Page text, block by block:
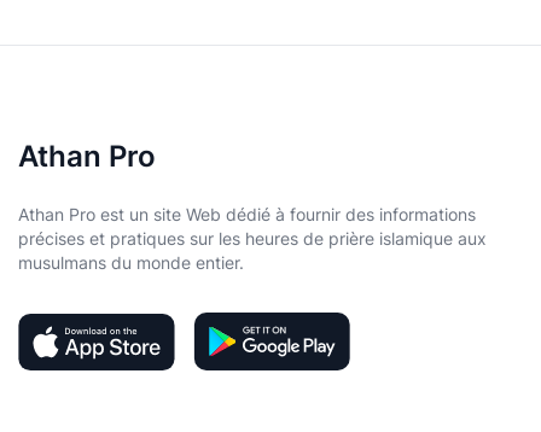
Athan Pro
Athan Pro est un site Web dédié à fournir des informations
précises et pratiques sur les heures de prière islamique aux
musulmans du monde entier.